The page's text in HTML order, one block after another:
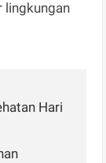
lingkungan
Hari